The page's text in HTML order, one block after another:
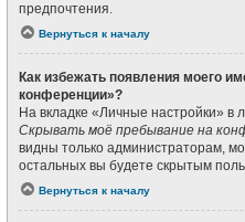
предпочтения.
Вернуться к началу
Как избежать появления моего
конференции»?
На вкладке «Личные настройки»
Скрывать моё пребывание на
видны только администраторам,
остальных вы будете скрытым
Вернуться к началу